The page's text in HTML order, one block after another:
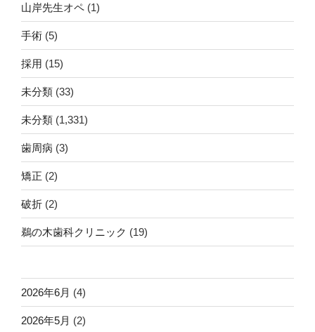
山岸先生オペ (1)
手術 (5)
採用 (15)
未分類 (33)
未分類 (1,331)
歯周病 (3)
矯正 (2)
破折 (2)
鵜の木歯科クリニック (19)
2026年6月 (4)
2026年5月 (2)